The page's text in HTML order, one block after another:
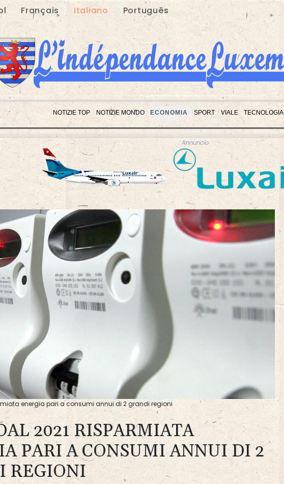
Français Italiano Português
NOTIZIE TOP NOTIZIE MONDO ECONOMIA SPORT VIALE TECNOLOGIA
Annuncio
energia pari a consumi annui di 2 grandi regioni
2021 RISPARMIATA
PARI A CONSUMI ANNUI DI 2
REGIONI